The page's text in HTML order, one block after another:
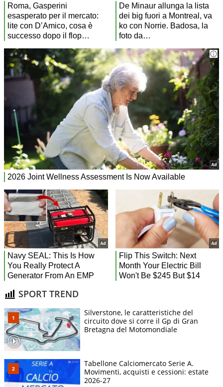
SPORT TREND
Silverstone, le caratteristiche del
circuito dove si corre il Gp di Gran
Bretagna del Motomondiale
Tabellone Calciomercato Serie A.
Movimenti, acquisti e cessioni: estate
2026-27